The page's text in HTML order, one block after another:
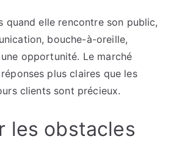
quand elle rencontre son public,
bouche-à-oreille,
opportunité. Le marché
plus claires que les
clients sont précieux.
les obstacles